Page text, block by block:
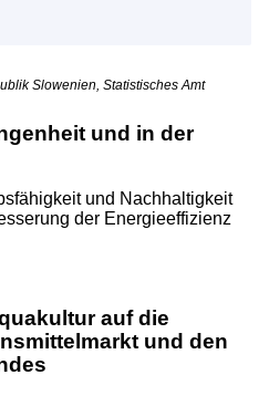
Slowenien, Statistisches Amt
und in der
und Nachhaltigkeit
der Energieeffizienz
auf die
und den